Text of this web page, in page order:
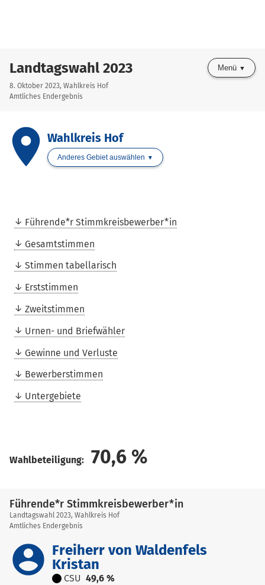
Landtagswahl 2023
8. Oktober 2023, Wahlkreis Hof
Amtliches Endergebnis
Menü
placeWahlkreis Hof
Anderes Gebiet auswählen
Führende*r Stimmkreisbewerber*in
Gesamtstimmen
Stimmen tabellarisch
Erststimmen
Zweitstimmen
Urnen- und Briefwähler
Gewinne und Verluste
Bewerberstimmen
Untergebiete
Wahlbeteiligung: 70,6 %
Führende*r Stimmkreisbewerber*in
Landtagswahl 2023, Wahlkreis Hof
Amtliches Endergebnis
account_circle Freiherr von Waldenfels
Kristan
CSU 49,6 %